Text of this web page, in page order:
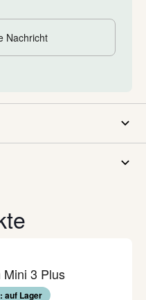
Nachricht
Mini 3 Plus
auf Lager